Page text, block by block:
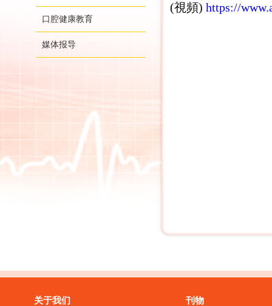
口腔健康教育
媒体报导
(視頻) https://
关于我们 刊物